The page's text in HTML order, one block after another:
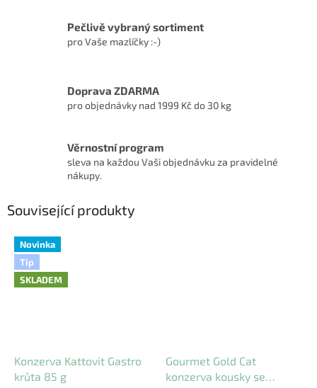
Pečlivě vybraný sortiment
pro Vaše mazlíčky :-)
Doprava ZDARMA
pro objednávky nad 1999 Kč do 30 kg
Věrnostní program
sleva na každou Vaši objednávku za pravidelné
nákupy.
Související produkty
Novinka
Tip
SKLADEM
Konzerva Kattovit Gastro
krůta 85 g
Gourmet Gold Cat
konzerva kousky se